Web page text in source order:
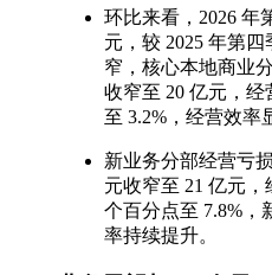
环比来看，2026 年
元，较 2025 年第
窄，核心本地商业
收窄至 20 亿元，经
至 3.2%，经营效率
新业务分部经营亏
元收窄至 21 亿元
个百分点至 7.8%，
率持续提升。